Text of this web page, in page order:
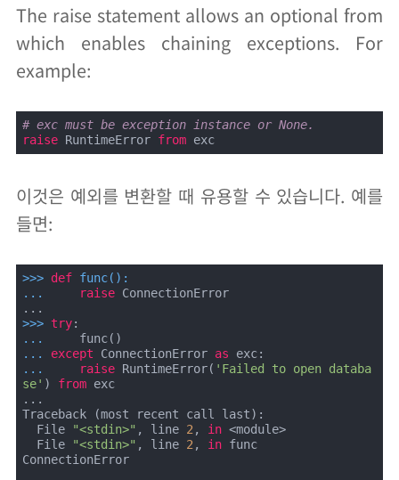
The raise statement allows an optional from
which enables chaining exceptions. For
example:
# exc must be exception instance or None.
raise RuntimeError from exc
이것은 예외를 변환할 때 유용할 수 있습니다. 예를
들면:
>>> def func():
...
raise ConnectionError
>>> try
...
... except ConnectionError as
...
raise RuntimeError( 'Failed to open databa
se' ) from exc
...
Traceback (most recent call last):
  File
"<stdin>" , line 2, in <module>
  File
"<stdin>" , line 2, in func
ConnectionError